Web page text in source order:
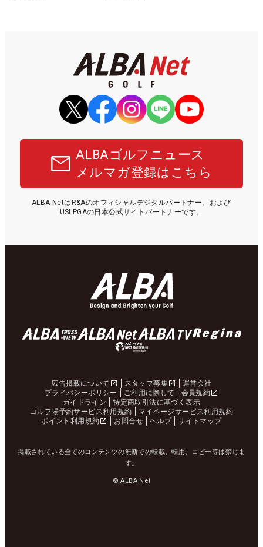
ALBAゴルフニュース
メルマガ登録はこちら
ALBA NetはR&Aのオフィシャルデジタルパートナー、および
USLPGAの日本公式サイトパートナーです。
広告掲載について スタッフ募集
運営会社
プライバシーポリシー
ご利用に際して
会員規約
ガイドライン
特定商取引法に基づく表示
ゴルフ場予約サービス利用規約
マイページサービス利用規約
ポイント利用規約
お問合せ ヘルプ サイトマップ
掲載されている全てのコンテンツの無断での転載、転用、コピー等は禁じま
す。
© ALBA Net